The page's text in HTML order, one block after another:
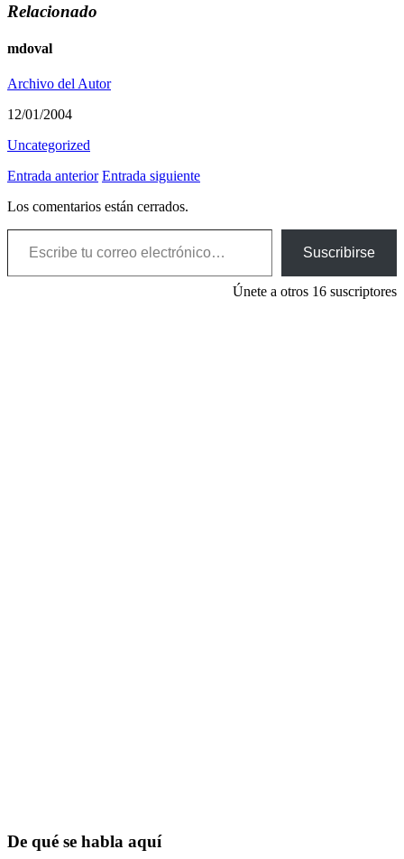
Relacionado
mdoval
Archivo del Autor
12/01/2004
Uncategorized
Entrada anterior Entrada siguiente
Los comentarios están cerrados.
Escribe tu correo electrónico…
Suscribirse
Únete a otros 16 suscriptores
De qué se habla aquí